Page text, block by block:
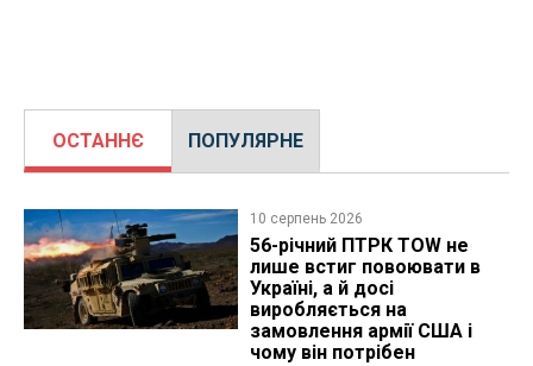
ОСТАННЄ ПОПУЛЯРНЕ
10 серпень 2026
56-річний ПТРК TOW не
лише встиг повоювати в
Україні, а й досі
виробляється на
замовлення армії США і
чому він потрібен